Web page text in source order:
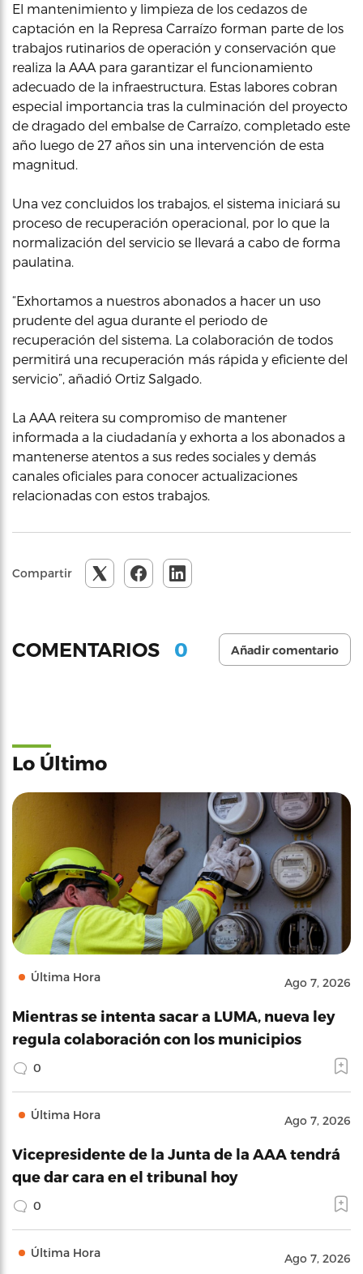
El mantenimiento y limpieza de los cedazos de
captación en la Represa Carraízo forman parte de los
trabajos rutinarios de operación y conservación que
realiza la AAA para garantizar el funcionamiento
adecuado de la infraestructura. Estas labores cobran
especial importancia tras la culminación del proyecto
de dragado del embalse de Carraízo, completado este
año luego de 27 años sin una intervención de esta
magnitud.
Una vez concluidos los trabajos, el sistema iniciará su
proceso de recuperación operacional, por lo que la
normalización del servicio se llevará a cabo de forma
paulatina.
“Exhortamos a nuestros abonados a hacer un uso
prudente del agua durante el periodo de
recuperación del sistema. La colaboración de todos
permitirá una recuperación más rápida y eficiente del
servicio”, añadió Ortiz Salgado.
La AAA reitera su compromiso de mantener
informada a la ciudadanía y exhorta a los abonados a
mantenerse atentos a sus redes sociales y demás
canales oficiales para conocer actualizaciones
relacionadas con estos trabajos.
Compartir
COMENTARIOS 0 Añadir comentario
Lo Último
Última Hora Ago 7, 2026
Mientras se intenta sacar a LUMA, nueva ley
regula colaboración con los municipios
0
Última Hora Ago 7, 2026
Vicepresidente de la Junta de la AAA tendrá
que dar cara en el tribunal hoy
0
Última Hora Ago 7, 2026